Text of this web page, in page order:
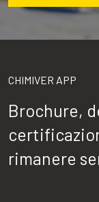
CHIMIVER APP
Brochure,
rimanere